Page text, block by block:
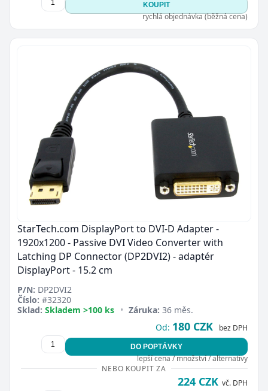
KOUPIT
rychlá objednávka (běžná cena)
StarTech.com DisplayPort to DVI-D Adapter -
1920x1200 - Passive DVI Video Converter with
Latching DP Connector (DP2DVI2) - adaptér
DisplayPort - 15.2 cm
P/N: DP2DVI2
Číslo: #32320
Sklad: Skladem >100 ks • Záruka: 36 měs.
Od: 180 CZK bez DPH
DO POPTÁVKY
lepší cena / množství / alternativy
NEBO KOUPIT ZA
224 CZK vč. DPH